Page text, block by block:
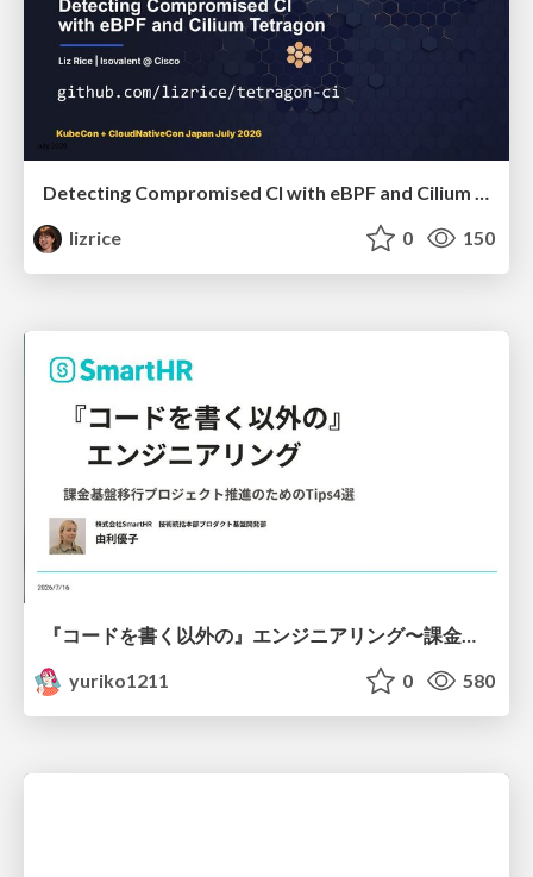
Detecting Compromised CI with eBPF and Cilium Tetragon
lizrice
0 150
『コードを書く以外の』エンジニアリング〜課金基盤移行プロジェクト推進のためのTips4選
yuriko1211
0 580